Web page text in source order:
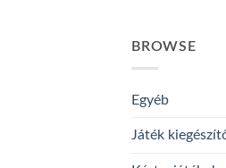
BROWSE
Egyéb
Játék